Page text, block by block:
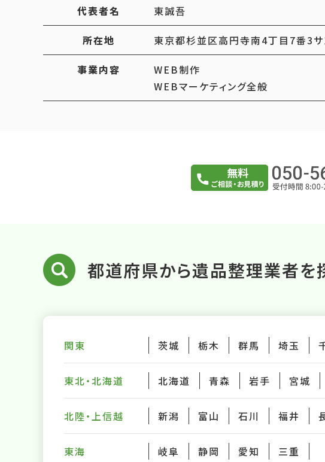
代表者名 東誠吾
所在地 東京都杉並区高円寺南4丁目7番3
事業内容
WEB制作
WEBマーケティング全般
都道府県から遺品整理業者を
関東 茨城 栃木 群馬 埼玉
東北・北海道 北海道 青森 岩手 宮城
北陸・上信越 新潟 富山 石川 福井
東海 岐阜 静岡 愛知 三重